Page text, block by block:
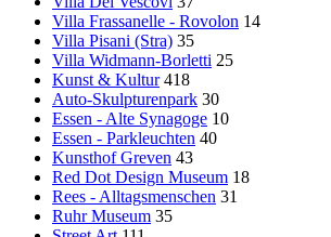
Villa Frassanelle - Rovolon 14
Villa Pisani (Stra) 35
Villa Widmann-Borletti 25
Kunst & Kultur 418
Auto-Skulpturenpark 30
Essen - Alte Synagoge 10
Essen - Parkleuchten 40
Kunsthof Greven 43
Red Dot Design Museum 18
Rees - Alltagsmenschen 31
Ruhr Museum 35